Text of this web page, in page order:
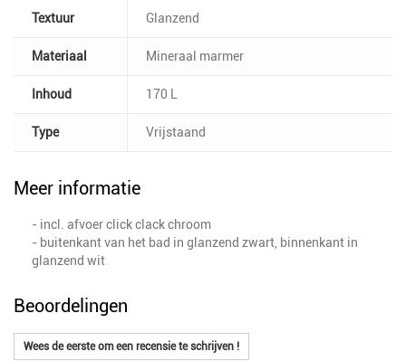
Textuur Glanzend
Materiaal Mineraal marmer
Inhoud 170 L
Type Vrijstaand
Meer informatie
- incl. afvoer click clack chroom
- buitenkant van het bad in glanzend zwart, binnenkant in
glanzend wit
Beoordelingen
Wees de eerste om een recensie te schrijven !